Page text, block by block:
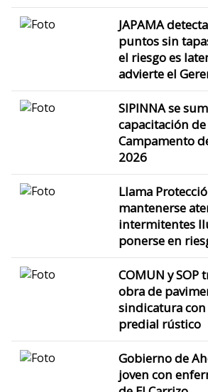
JAPAMA
puntos sin
el riesgo es
advierte el
SIPINNA se
capacitación
Campamento
2026
Llama
mantenerse
intermitentes
ponerse en
COMUN y SOP
obra de
sindicatura
predial rústico
Gobierno de
joven con